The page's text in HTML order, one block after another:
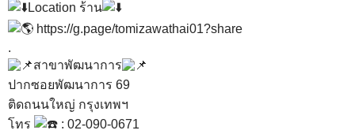
Location ร้าน
https://g.page/tomizawathai01?share
.
สาขาพัฒนาการ
ปากซอยพัฒนาการ 69
ติดถนนใหญ่ กรุงเทพฯ
โทร
: 02-090-0671